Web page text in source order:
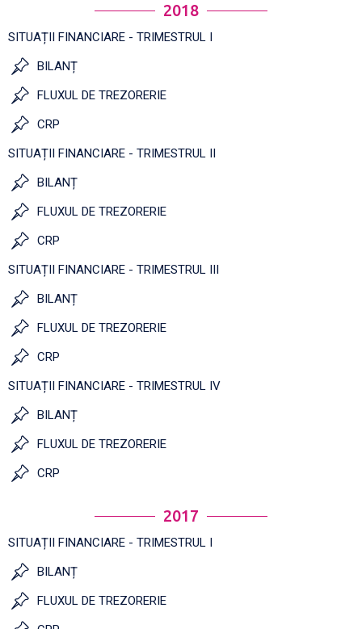
2018
SITUAȚII FINANCIARE - TRIMESTRUL I
BILANȚ
FLUXUL DE TREZORERIE
CRP
SITUAȚII FINANCIARE - TRIMESTRUL II
BILANȚ
FLUXUL DE TREZORERIE
CRP
SITUAȚII FINANCIARE - TRIMESTRUL III
BILANȚ
FLUXUL DE TREZORERIE
CRP
SITUAȚII FINANCIARE - TRIMESTRUL IV
BILANȚ
FLUXUL DE TREZORERIE
CRP
2017
SITUAȚII FINANCIARE - TRIMESTRUL I
BILANȚ
FLUXUL DE TREZORERIE